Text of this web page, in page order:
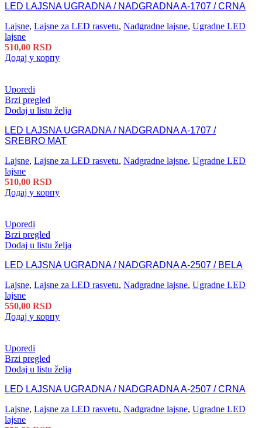
LED LAJSNA UGRADNA / NADGRADNA A-1707 / CRNA
Lajsne, Lajsne za LED rasvetu, Nadgradne lajsne, Ugradne LED
lajsne
510,00 RSD
Додај у корпу
Uporedi
Brzi pregled
Dodaj u listu želja
LED LAJSNA UGRADNA / NADGRADNA A-1707 /
SREBRO MAT
Lajsne, Lajsne za LED rasvetu, Nadgradne lajsne, Ugradne LED
lajsne
510,00 RSD
Додај у корпу
Uporedi
Brzi pregled
Dodaj u listu želja
LED LAJSNA UGRADNA / NADGRADNA A-2507 / BELA
Lajsne, Lajsne za LED rasvetu, Nadgradne lajsne, Ugradne LED
lajsne
550,00 RSD
Додај у корпу
Uporedi
Brzi pregled
Dodaj u listu želja
LED LAJSNA UGRADNA / NADGRADNA A-2507 / CRNA
Lajsne, Lajsne za LED rasvetu, Nadgradne lajsne, Ugradne LED
lajsne